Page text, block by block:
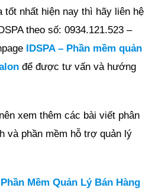
tốt nhất hiện nay thì hãy liên hệ
theo số: 0934.121.523 –
IDSPA – Phần mềm quản
để được tư vấn và hướng
xem thêm các bài viết phân
và phần mềm hỗ trợ quản lý
Mềm Quản Lý Bán Hàng